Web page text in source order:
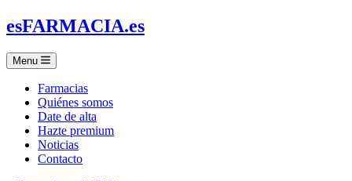
esFARMACIA.es
Menu
Farmacias
Quiénes somos
Date de alta
Hazte premium
Noticias
Contacto